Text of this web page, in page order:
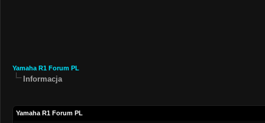
Yamaha R1 Forum PL
Informacja
Yamaha R1 Forum PL